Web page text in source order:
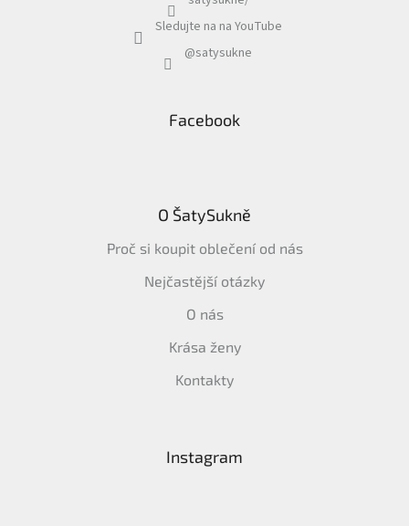
Sledujte na na YouTube
@satysukne
Facebook
O ŠatySukně
Proč si koupit oblečení od nás
Nejčastější otázky
O nás
Krása ženy
Kontakty
Instagram